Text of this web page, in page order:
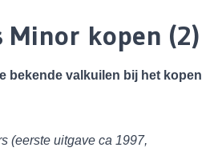
Minor kopen (2)
bekende valkuilen bij het kopen
(eerste uitgave ca 1997,